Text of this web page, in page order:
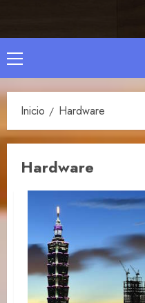
Menú
principal
Inicio Hardware
Hardware